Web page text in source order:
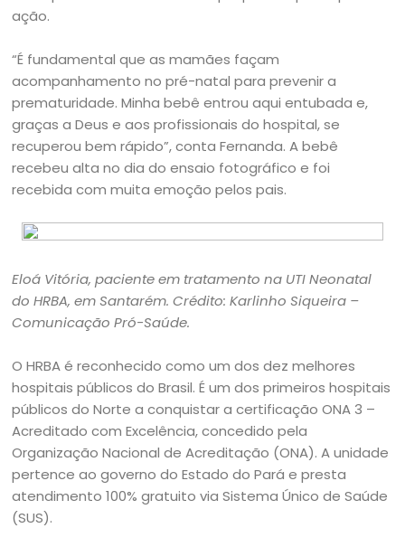
ação.
“É fundamental que as mamães façam
acompanhamento no pré-natal para prevenir a
prematuridade. Minha bebê entrou aqui entubada e,
graças a Deus e aos profissionais do hospital, se
recuperou bem rápido”, conta Fernanda. A bebê
recebeu alta no dia do ensaio fotográfico e foi
recebida com muita emoção pelos pais.
Eloá Vitória, paciente em tratamento na UTI Neonatal
do HRBA, em Santarém.Crédito: Karlinho Siqueira –
Comunicação Pró-Saúde.
O HRBA é reconhecido como um dos dez melhores
hospitais públicos do Brasil. É um dos primeiros hospitais
públicos do Norte a conquistar a certificação ONA 3 –
Acreditado com Excelência, concedido pela
Organização Nacional de Acreditação (ONA). A unidade
pertence ao governo do Estado do Pará e presta
atendimento 100% gratuito via Sistema Único de Saúde
(SUS).